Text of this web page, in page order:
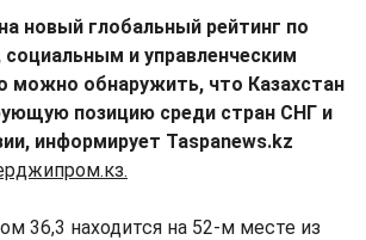
новый глобальный рейтинг по
социальным и управленческим
можно обнаружить, что Казахстан
позицию среди стран СНГ и
информирует Taspanews.kz
36,3 находится на 52-м месте из